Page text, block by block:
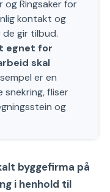
og Ringsaker for
kontakt og
gir tilbud.
egnet for
skal
er en
fliser
og
byggefirma på
i henhold til